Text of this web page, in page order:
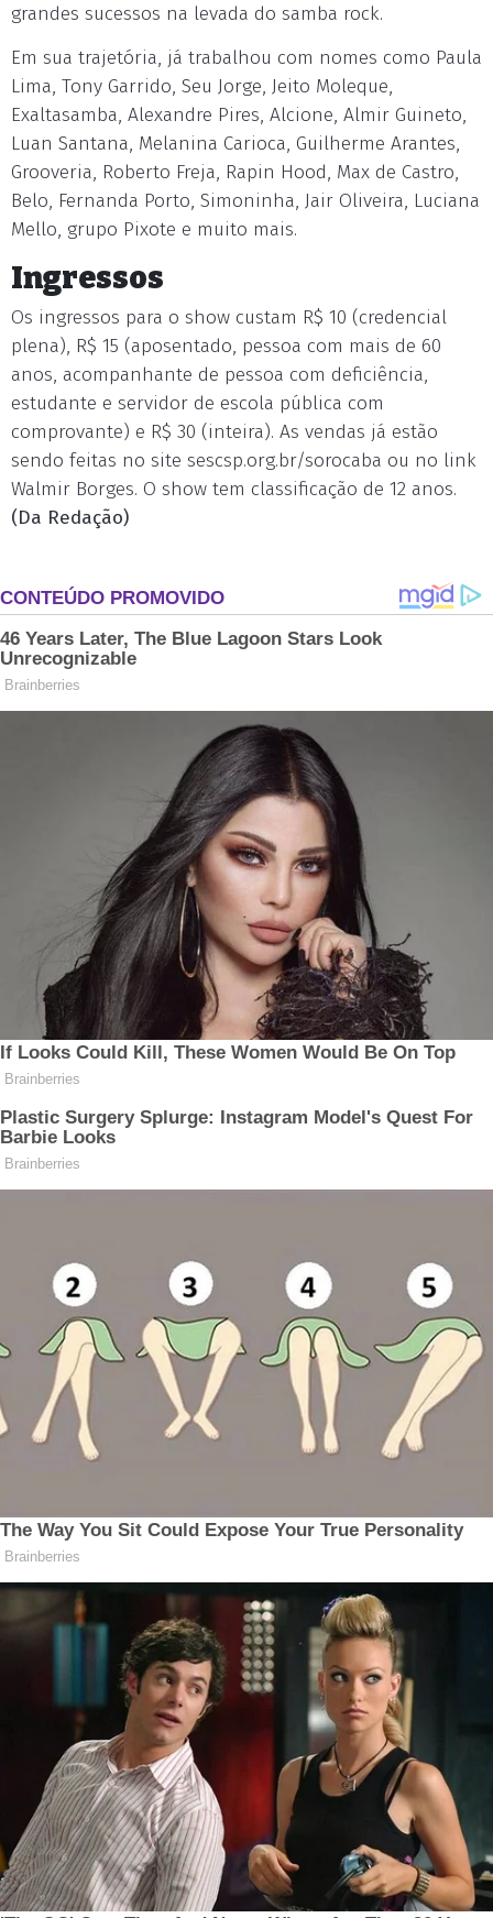
grandes sucessos na levada do samba rock.
Em sua trajetória, já trabalhou com nomes como Paula
Lima, Tony Garrido, Seu Jorge, Jeito Moleque,
Exaltasamba, Alexandre Pires, Alcione, Almir Guineto,
Luan Santana, Melanina Carioca, Guilherme Arantes,
Grooveria, Roberto Freja, Rapin Hood, Max de Castro,
Belo, Fernanda Porto, Simoninha, Jair Oliveira, Luciana
Mello, grupo Pixote e muito mais.
Ingressos
Os ingressos para o show custam R$ 10 (credencial
plena), R$ 15 (aposentado, pessoa com mais de 60
anos, acompanhante de pessoa com deficiência,
estudante e servidor de escola pública com
comprovante) e R$ 30 (inteira). As vendas já estão
sendo feitas no site sescsp.org.br/sorocaba ou no link
Walmir Borges. O show tem classificação de 12 anos.
(Da Redação)